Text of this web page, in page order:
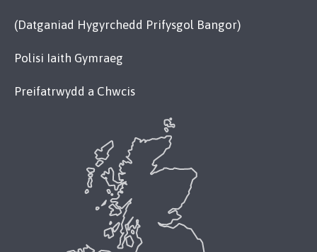
(Datganiad Hygyrchedd Prifysgol Bangor)
Polisi Iaith Gymraeg
Preifatrwydd a Chwcis